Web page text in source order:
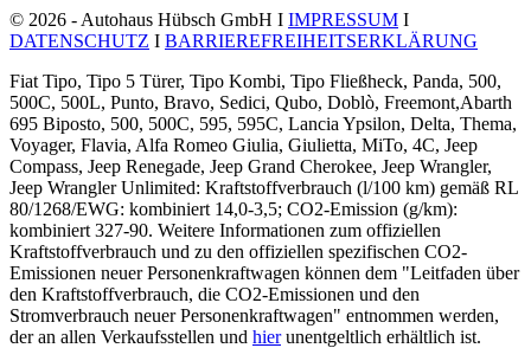
© 2026 - Autohaus Hübsch GmbH I IMPRESSUM I
DATENSCHUTZ I BARRIEREFREIHEITSERKLÄRUNG
Fiat Tipo, Tipo 5 Türer, Tipo Kombi, Tipo Fließheck, Panda, 500,
500C, 500L, Punto, Bravo, Sedici, Qubo, Doblò, Freemont,Abarth
695 Biposto, 500, 500C, 595, 595C, Lancia Ypsilon, Delta, Thema,
Voyager, Flavia, Alfa Romeo Giulia, Giulietta, MiTo, 4C, Jeep
Compass, Jeep Renegade, Jeep Grand Cherokee, Jeep Wrangler,
Jeep Wrangler Unlimited: Kraftstoffverbrauch (l/100 km) gemäß RL
80/1268/EWG: kombiniert 14,0-3,5; CO2-Emission (g/km):
kombiniert 327-90. Weitere Informationen zum offiziellen
Kraftstoffverbrauch und zu den offiziellen spezifischen CO2-
Emissionen neuer Personenkraftwagen können dem "Leitfaden über
den Kraftstoffverbrauch, die CO2-Emissionen und den
Stromverbrauch neuer Personenkraftwagen" entnommen werden,
der an allen Verkaufsstellen und hierunentgeltlich erhältlich ist.